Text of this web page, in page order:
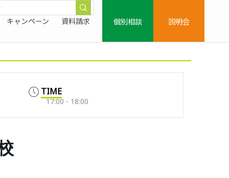
キャンペーン 資料請求
個別相談
説明会
TIME
17:00 - 18:00